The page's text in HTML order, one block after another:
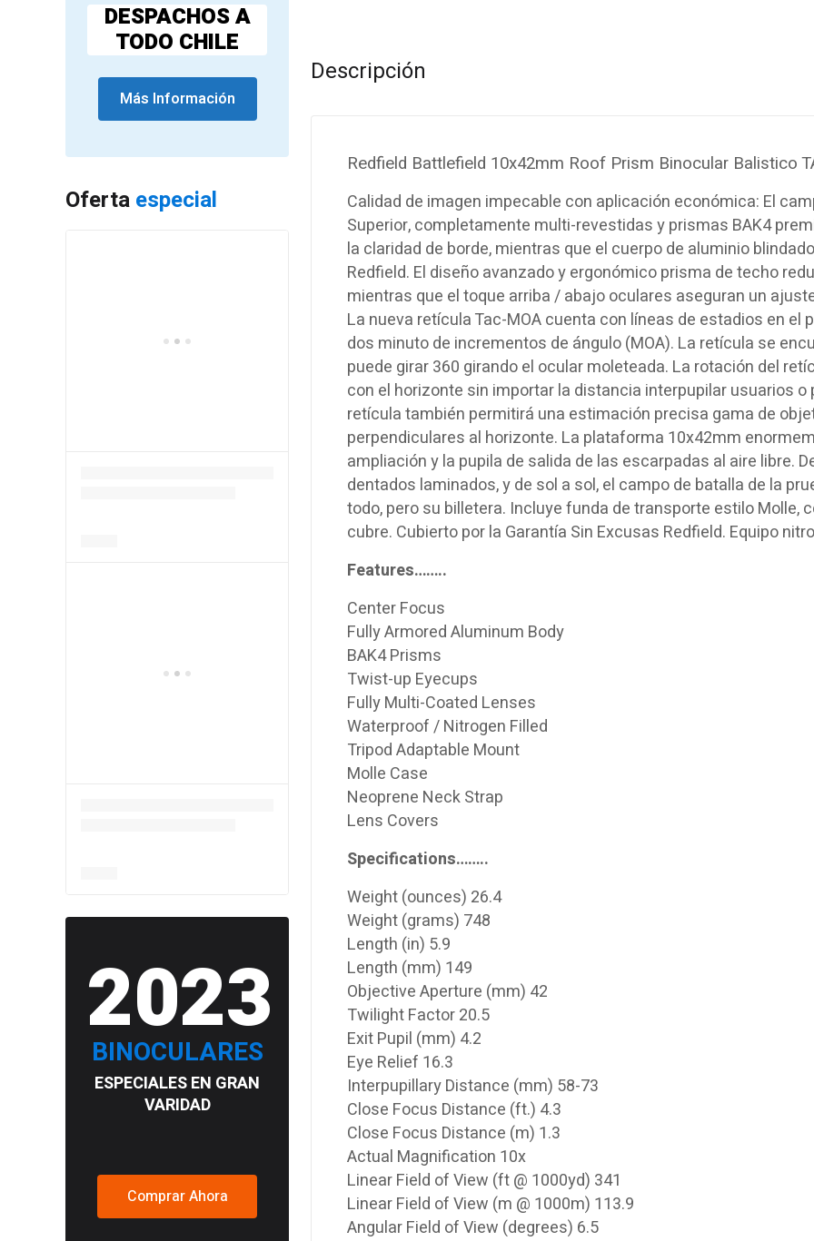
DESPACHOS A
TODO CHILE
Más Información
Oferta especial
2023
BINOCULARES
ESPECIALES EN GRAN
VARIDAD
Comprar Ahora
Descripción
Redfield Battlefield 10x42mm Roof Prism Binocular Balistico
Calidad de imagen impecable con aplicación económica: El
Superior, completamente multi-revestidas y prismas BAK4
la claridad de borde, mientras que el cuerpo de aluminio
Redfield. El diseño avanzado y ergonómico prisma de techo
mientras que el toque arriba / abajo oculares aseguran un
La nueva retícula Tac-MOA cuenta con líneas de estadios en
dos minuto de incrementos de ángulo (MOA). La retícula se
puede girar 360 girando el ocular moleteada. La rotación del
con el horizonte sin importar la distancia interpupilar usuarios
retícula también permitirá una estimación precisa gama de
perpendiculares al horizonte. La plataforma 10x42mm
ampliación y la pupila de salida de las escarpadas al aire libre.
dentados laminados, y de sol a sol, el campo de batalla de la
todo, pero su billetera. Incluye funda de transporte estilo Molle,
cubre. Cubierto por la Garantía Sin Excusas Redfield. Equipo
Features……..
Center Focus
Fully Armored Aluminum Body
BAK4 Prisms
Twist-up Eyecups
Fully Multi-Coated Lenses
Waterproof / Nitrogen Filled
Tripod Adaptable Mount
Molle Case
Neoprene Neck Strap
Lens Covers
Specifications……..
Weight (ounces) 26.4
Weight (grams) 748
Length (in) 5.9
Length (mm) 149
Objective Aperture (mm) 42
Twilight Factor 20.5
Exit Pupil (mm) 4.2
Eye Relief 16.3
Interpupillary Distance (mm) 58-73
Close Focus Distance (ft.) 4.3
Close Focus Distance (m) 1.3
Actual Magnification 10x
Linear Field of View (ft @ 1000yd) 341
Linear Field of View (m @ 1000m) 113.9
Angular Field of View (degrees) 6.5